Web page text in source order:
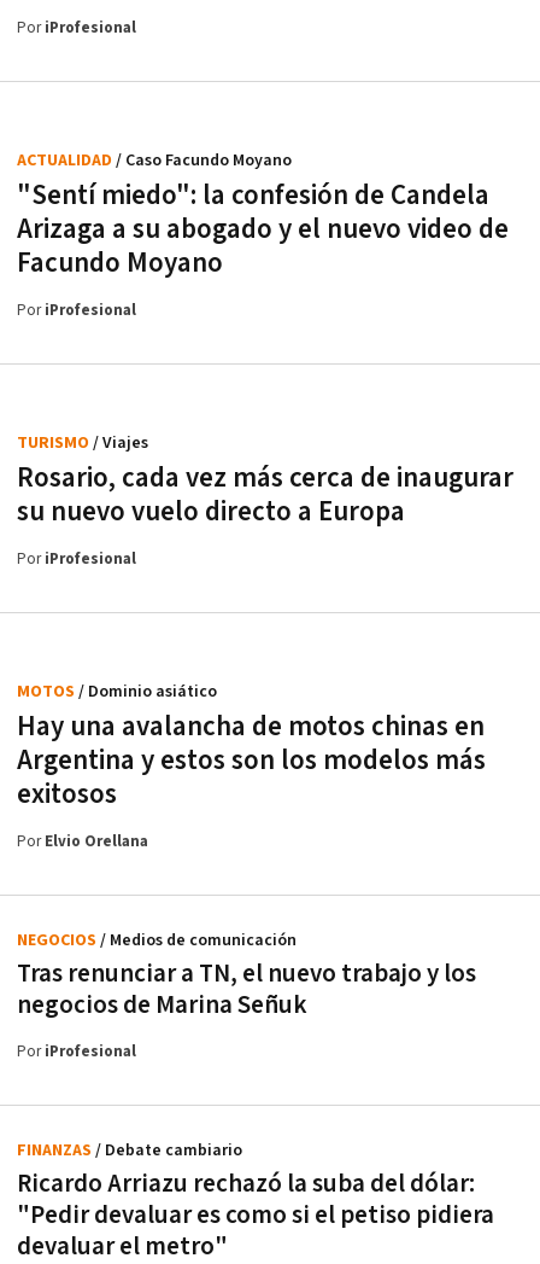
PoriProfesional
"Sentí miedo": la confesión de Candela
Arizaga a su abogado y el nuevo video de
Facundo Moyano
ACTUALIDAD / Caso Facundo Moyano
PoriProfesional
Rosario, cada vez más cerca de inaugurar
su nuevo vuelo directo a Europa
TURISMO / Viajes
PoriProfesional
Hay una avalancha de motos chinas en
Argentina y estos son los modelos más
exitosos
MOTOS / Dominio asiático
PorElvio Orellana
Tras renunciar a TN, el nuevo trabajo y los
negocios de Marina Señuk
NEGOCIOS / Medios de comunicación
PoriProfesional
Ricardo Arriazu rechazó la suba del dólar:
"Pedir devaluar es como si el petiso pidiera
devaluar el metro"
FINANZAS / Debate cambiario